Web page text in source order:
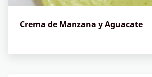
Crema de Manzana y Aguacate